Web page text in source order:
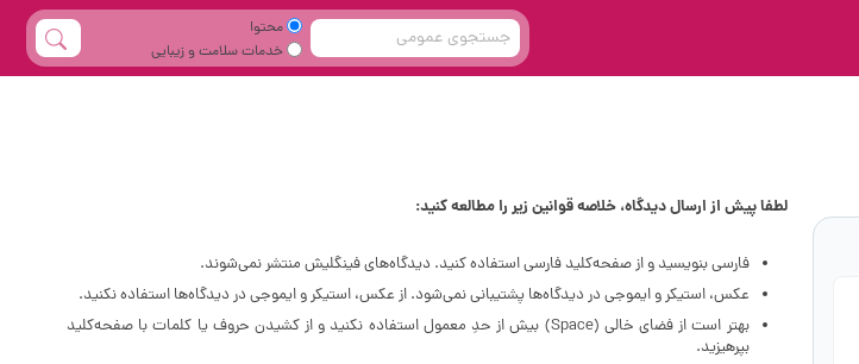
محتوا
خدمات سلامت و زیبایی
لطفا پیش از ارسال دیدگاه، خلاصه قوانین زیر را مطالعه کنید:
فارسی بنویسید و از صفحه‌کلید فارسی استفاده کنید. دیدگاه‌های فینگلیش منتشر نمی‌شوند.
عکس، استیکر و ایموجی در دیدگاه‌ها پشتیبانی نمی‌شود. از عکس، استیکر و ایموجی در دیدگاه‌ها استفاده نکنید.
بهتر است از فضای خالی (Space) بیش‌ از‌ حدِ معمول استفاده نکنید و از کشیدن حروف یا کلمات با صفحه‌کلید
بپرهیزید.